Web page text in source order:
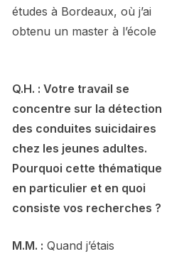
études à Bordeaux, où j’ai
obtenu un master à l’école
Q.H. : Votre travail se
concentre sur la détection
des conduites suicidaires
chez les jeunes adultes.
Pourquoi cette thématique
en particulier et en quoi
consiste vos recherches ?
M.M. : Quand j’étais